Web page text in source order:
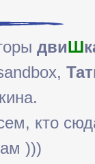
двиШ
кто
)))